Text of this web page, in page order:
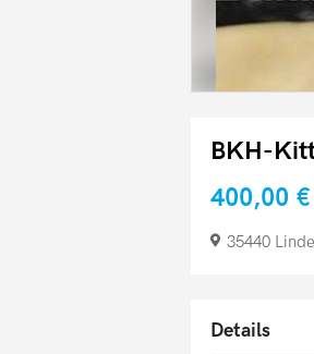
BKH-
400,00 €
35440
Details